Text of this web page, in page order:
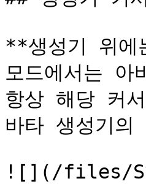
**생성기 위
모드에서는
항상 해당 커
바타 생성기
![](/files/